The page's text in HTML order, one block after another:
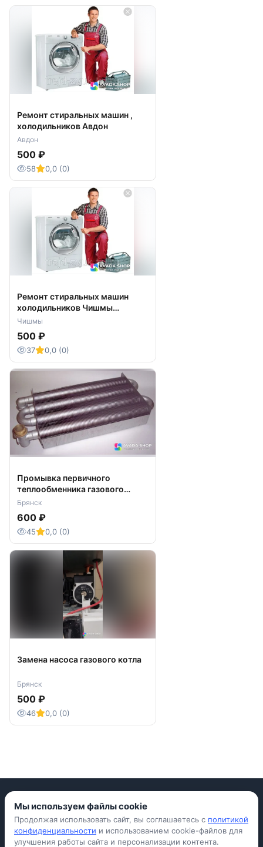
Ремонт стиральных машин ,
холодильников Авдон
Авдон
500 ₽
58 0,0 (0)
Ремонт стиральных машин
холодильников Чишмы
Чишминский район
Чишмы
500 ₽
37 0,0 (0)
Промывка первичного
теплообменника газового
котла
Брянск
600 ₽
45 0,0 (0)
Замена насоса газового котла
Брянск
500 ₽
46 0,0 (0)
Приложение для iPhone
© Avada Shop, 2026
Мы используем файлы cookie
Продолжая использовать сайт, вы соглашаетесь с политикой
конфиденциальности и использованием cookie-файлов для
улучшения работы сайта и персонализации контента.